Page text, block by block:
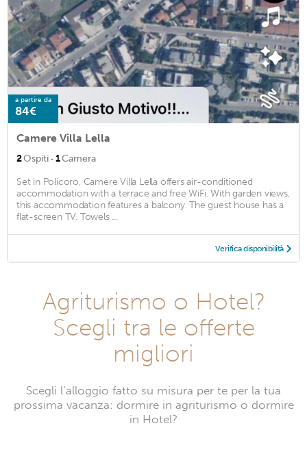
a partire da
84€
Camere Villa Lella
2Ospiti · 1Camera
Set in Policoro, Camere Villa Lella offers air-conditioned
accommodation with a terrace and free WiFi. With garden views,
this accommodation features a balcony. The guest house has a
flat-screen TV. Towels ...
Verifica disponibilità
Agriturismo o Hotel?
Scegli tra le offerte
migliori
Scegli l’alloggio fatto su misura per te per la tua
prossima vacanza: dormire in agriturismo o dormire
in Hotel?